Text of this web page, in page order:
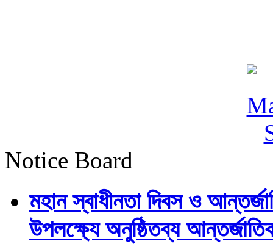
Notice Board
মহান স্বাধীনতা দিবস ও
উপলক্ষ্যে অনুষ্ঠিতব্য